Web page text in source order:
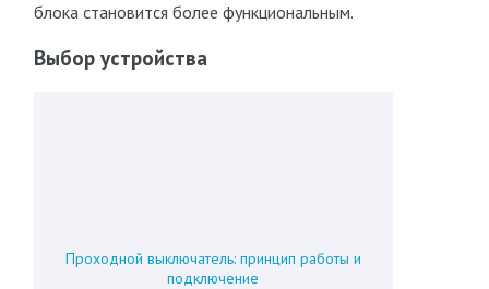
блока становится более функциональным.
Выбор устройства
Проходной выключатель: принцип работы и
подключение